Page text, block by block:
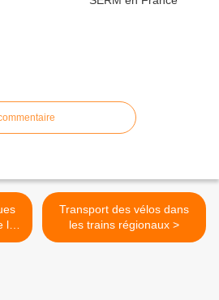
Transport des vélos dans
les trains régionaux >